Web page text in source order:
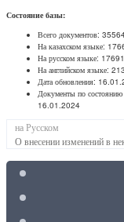
Состояние базы:
Всего документов:
На казахском языке:
На русском языке:
На английском языке:
Дата обновления:
Документы по состоянию
16.01.2024
на Русском
О внесении изменений в